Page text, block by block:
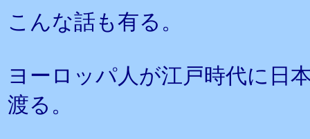
こんな話も有る。
ヨーロッパ人が江戸時代に日
渡る。